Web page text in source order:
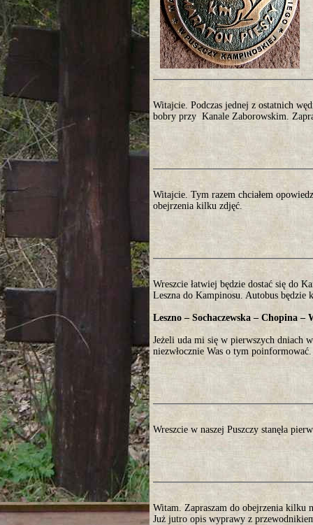
Witajcie. Podczas jednej z ostatnich
bobry przy Kanale Zaborowskim.
Witajcie. Tym razem chciałem
obejrzenia kilku zdjęć.
Wreszcie łatwiej będzie dostać się do
Leszna do Kampinosu. Autobus będzie
Leszno – Sochaczewska – Chopina
Jeżeli uda mi się w pierwszych dniach
niezwłocznie Was o tym poinformować.
Wreszcie w naszej Puszczy stanęła
Witam. Zapraszam do obejrzenia kilku
Już jutro opis wyprawy z